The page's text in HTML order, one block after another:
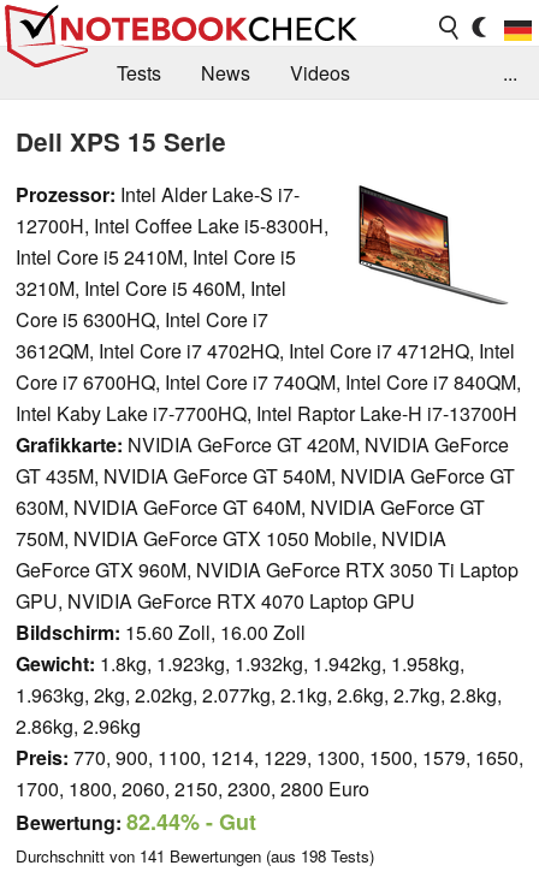
Tests News
Videos
Jobs
Forum
...
Dell XPS 15 Serie
Prozessor: Intel Alder Lake-S i7-
12700H, Intel Coffee Lake i5-8300H,
Intel Core i5 2410M, Intel Core i5
3210M, Intel Core i5 460M, Intel
Core i5 6300HQ, Intel Core i7
3612QM, Intel Core i7 4702HQ, Intel Core i7 4712HQ, Intel
Core i7 6700HQ, Intel Core i7 740QM, Intel Core i7 840QM,
Intel Kaby Lake i7-7700HQ, Intel Raptor Lake-H i7-13700H
Grafikkarte: NVIDIA GeForce GT 420M, NVIDIA GeForce
GT 435M, NVIDIA GeForce GT 540M, NVIDIA GeForce GT
630M, NVIDIA GeForce GT 640M, NVIDIA GeForce GT
750M, NVIDIA GeForce GTX 1050 Mobile, NVIDIA
GeForce GTX 960M, NVIDIA GeForce RTX 3050 Ti Laptop
GPU, NVIDIA GeForce RTX 4070 Laptop GPU
Bildschirm: 15.60 Zoll, 16.00 Zoll
Gewicht: 1.8kg, 1.923kg, 1.932kg, 1.942kg, 1.958kg,
1.963kg, 2kg, 2.02kg, 2.077kg, 2.1kg, 2.6kg, 2.7kg, 2.8kg,
2.86kg, 2.96kg
Preis: 770, 900, 1100, 1214, 1229, 1300, 1500, 1579, 1650,
1700, 1800, 2060, 2150, 2300, 2800 Euro
Bewertung: 82.44%- Gut
Durchschnitt von 141 Bewertungen (aus 198 Tests)